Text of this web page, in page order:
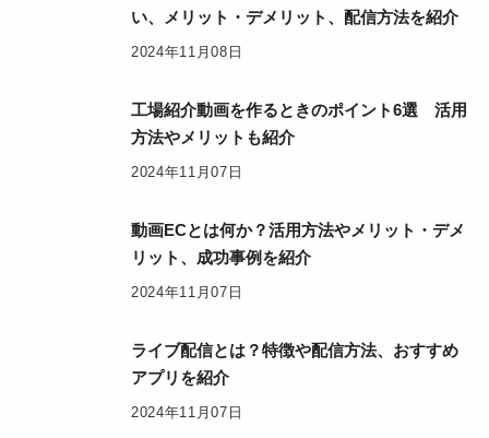
い、メリット・デメリット、配信方法を紹介
2024年11月08日
工場紹介動画を作るときのポイント6選 活用
方法やメリットも紹介
2024年11月07日
動画ECとは何か？活用方法やメリット・デメ
リット、成功事例を紹介
2024年11月07日
ライブ配信とは？特徴や配信方法、おすすめ
アプリを紹介
2024年11月07日